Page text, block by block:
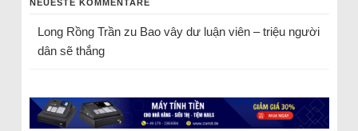
NEUESTE KOMMENTARE
Long Rồng Trầnzu Bao vây dư luận viên – triệu người
dân sẽ thắng